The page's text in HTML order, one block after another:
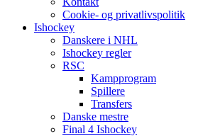
Cookie- og privatlivspolitik
Ishockey
Danskere i NHL
Ishockey regler
RSC
Kampprogram
Spillere
Transfers
Danske mestre
Final 4 Ishockey